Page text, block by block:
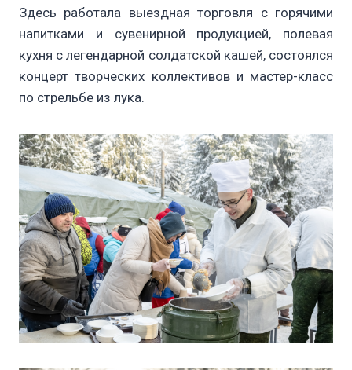
Здесь работала выездная торговля с горячими
напитками и сувенирной продукцией, полевая
кухня с легендарной солдатской кашей, состоялся
концерт творческих коллективов и мастер-класс
по стрельбе из лука.